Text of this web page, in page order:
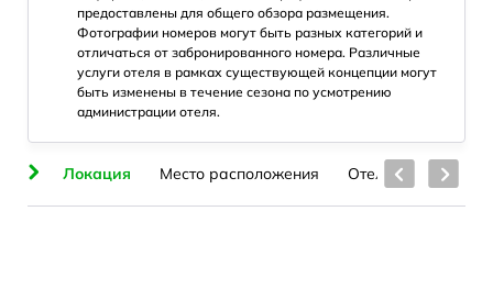
предоставлены для общего обзора размещения.
Фотографии номеров могут быть разных категорий и
отличаться от забронированного номера. Различные
услуги отеля в рамках существующей концепции могут
быть изменены в течение сезона по усмотрению
администрации отеля.
Локация Место расположения Отель Номера